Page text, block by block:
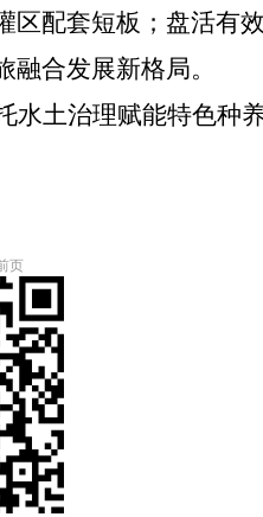
配套短板；盘活有
合发展新格局。
土治理赋能特色种
页